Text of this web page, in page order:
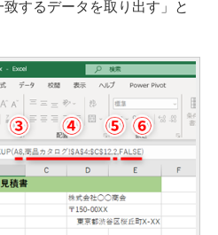
するデータを取り出す」と